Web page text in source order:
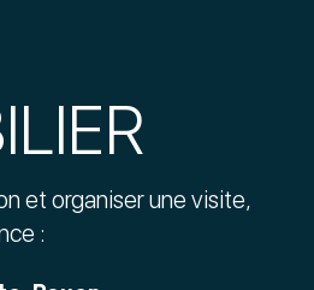
et organiser une visite,
: